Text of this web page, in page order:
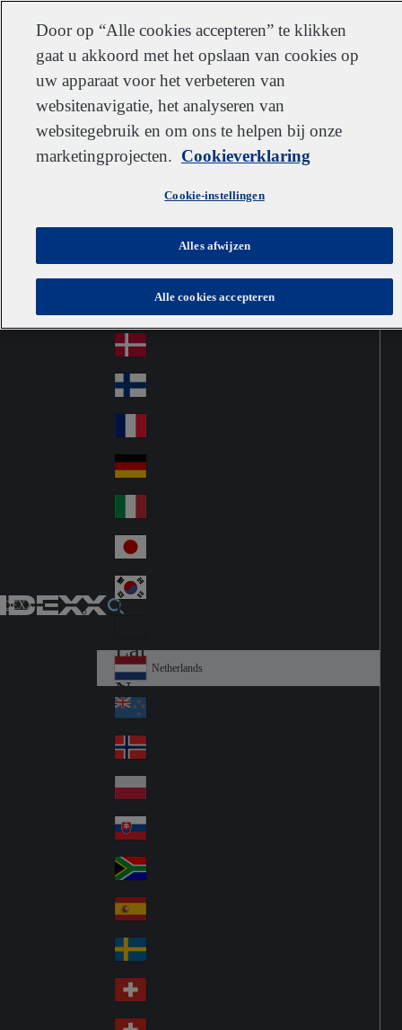
Go to home
Jump to navigation
Jump to content
Klantenservice Inschrijven Werken bij IDEXX Leveranciers
IDEXX
Netherlands
Au
str
ali
Australia
Au
azi
na
Canada
Ch
中国大陆
Cz
ec
h
Česko
De
nm
ark
Fin
d
Fra
nc
e
Ge
an
y
Ital
y
Jap
an
Ko
Lat
in
A
me
ric
a
Ne
the
rla
nd
s
Netherlands
Ne
w
Ze
ala
nd
No
rw
ay
Pol
an
d
Slo
va
kia
So
uth
Af
ric
a
Sp
ain
Sw
ed
en
Sw
Door op “Alle cookies accepteren” te klikken
gaat u akkoord met het opslaan van cookies op
uw apparaat voor het verbeteren van
websitenavigatie, het analyseren van
websitegebruik en om ons te helpen bij onze
marketingprojecten. Cookieverklaring
Cookie-instellingen
Alles afwijzen
Alle cookies accepteren